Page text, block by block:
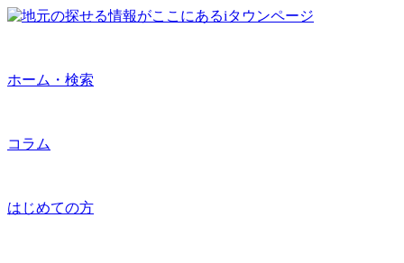
ホーム・検索
コラム
はじめての方